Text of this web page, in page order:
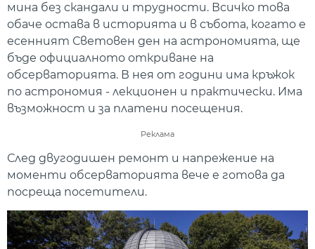
мина без скандали и трудности. Всичко това
обаче остава в историята и в събота, когато е
есенният Световен ден на астрономията, ще
бъде официалното откриване на
обсерваторията. В нея от години има кръжок
по астрономия - лекционен и практически. Има
възможност и за платени посещения.
Реклама
След двугодишен ремонт и напрежение на
моменти обсерваторията вече е готова да
посреща посетители.